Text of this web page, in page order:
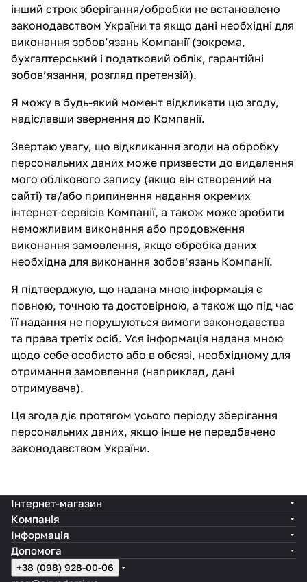
інший строк зберігання/обробки не встановлено
законодавством України та якщо дані необхідні для
виконання зобов’язань Компанії (зокрема,
бухгалтерський і податковий облік, гарантійні
зобов’язання, розгляд претензій).
Я можу в будь-який момент відкликати цю згоду,
надіславши звернення до Компанії.
Звертаю увагу, що відкликання згоди на обробку
персональних даних може призвести до видалення
мого облікового запису (якщо він створений на
сайті) та/або припинення надання окремих
інтернет-сервісів Компанії, а також може зробити
неможливим виконання або продовження
виконання замовлення, якщо обробка даних
необхідна для виконання зобов’язань Компанії.
Я підтверджую, що надана мною інформація є
повною, точною та достовірною, а також що під час
її надання не порушуються вимоги законодавства
та права третіх осіб. Уся інформація надана мною
щодо себе особисто або в обсязі, необхідному для
отримання замовлення (наприклад, дані
отримувача).
Ця згода діє протягом усього періоду зберігання
персональних даних, якщо інше не передбачено
законодавством України.
Інтернет-магазин
Компанія
Інформація
Допомога
+38 (098) 928-00-06